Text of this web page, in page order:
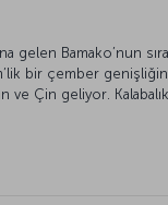
gelen Bamako’nun
bir çember
ve Çin geliyor.
Bamako’ya çekiyor.